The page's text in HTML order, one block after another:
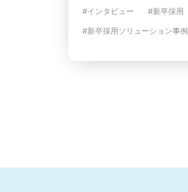
#インタビュー #新卒採用
#新卒採用ソリューション事例